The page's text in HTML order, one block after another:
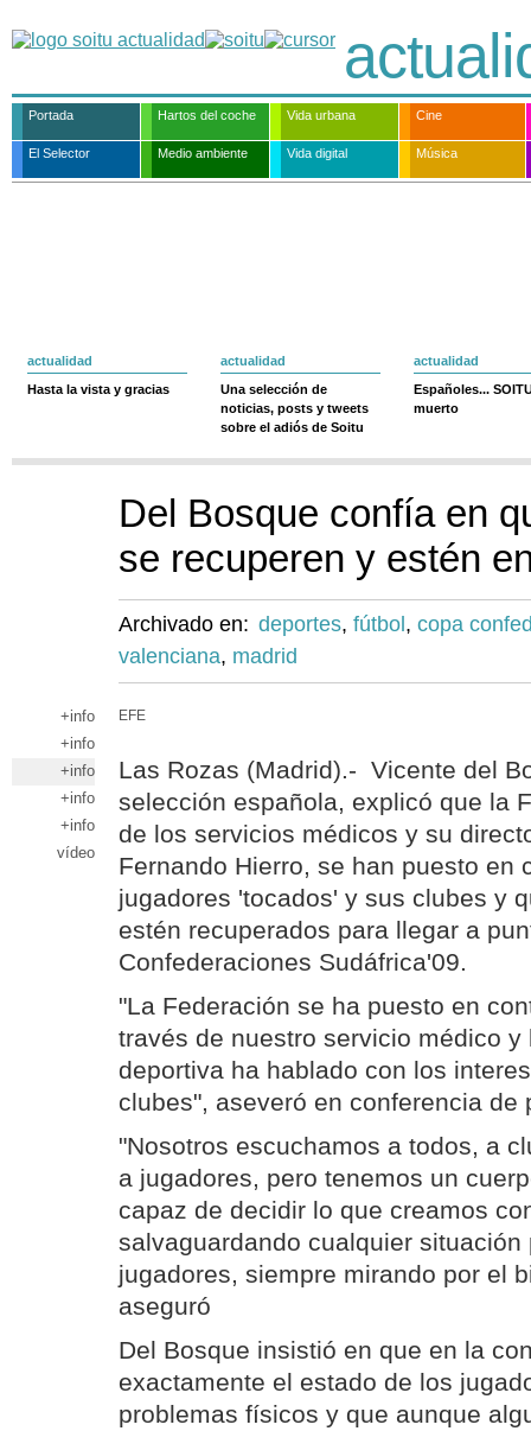
Portada Hartos del coche Vida urbana Cine
El Selector Medio ambiente Vida digital Música
actualidad
Hasta la vista y gracias
actualidad
Una selección de
noticias, posts y tweets
sobre el adiós de Soitu
actualidad
Españoles...
muerto
Del Bosque confía en
se recuperen y estén
Archivado en: deportes, fútbol , copa
valenciana, madrid
+info
+info
+info
+info
+info
vídeo
EFE
Las Rozas (Madrid).- Vicente del
selección española, explicó que la
de los servicios médicos y su
Fernando Hierro, se han puesto en
jugadores 'tocados' y sus clubes y
estén recuperados para llegar a
Confederaciones Sudáfrica'09.
"La Federación se ha puesto en
través de nuestro servicio médico
deportiva ha hablado con los
clubes", aseveró en conferencia de
"Nosotros escuchamos a todos, a
a jugadores, pero tenemos un
capaz de decidir lo que creamos
salvaguardando cualquier
jugadores, siempre mirando por el
aseguró
Del Bosque insistió en que en la
exactamente el estado de los
problemas físicos y que aunque